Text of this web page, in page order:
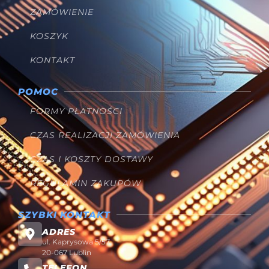
ZAMÓWIENIE
KOSZYK
KONTAKT
POMOC
FORMY PŁATNOŚCI
CZAS REALIZACJI ZAMÓWIENIA
CZAS I KOSZTY DOSTAWY
REGULAMIN ZAKUPÓW
SZYBKI KONTAKT
ADRES
ul. Kaprysowa 5/57
20-067 Lublin